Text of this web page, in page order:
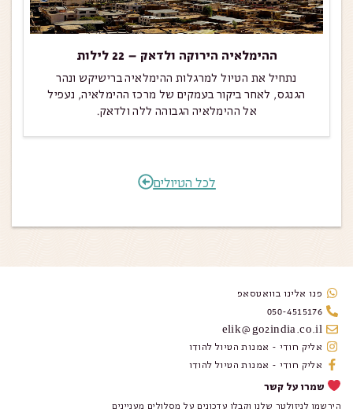
ההימלאיה הירוקה ולדאק – 22 לילות
נתחיל את הטיול למרגלות ההימלאיה ברישיקש ונהר
הגנגס, לאחר ביקור בעמקים של מרכז ההימלאיה, נעפיל
אל ההימלאיה הגבוהה ללה ולדאק.
לכל הטיולים
פנו אלינו בוואטסאפ
050-4515176
elik@go2india.co.il
אליק חודי - אמנות הטיול להודו
אליק חודי - אמנות הטיול להודו
שמרו על קשר
הירשמו לניזולטר שלנו וקבלו עדכונים על מסלולים מעניינים